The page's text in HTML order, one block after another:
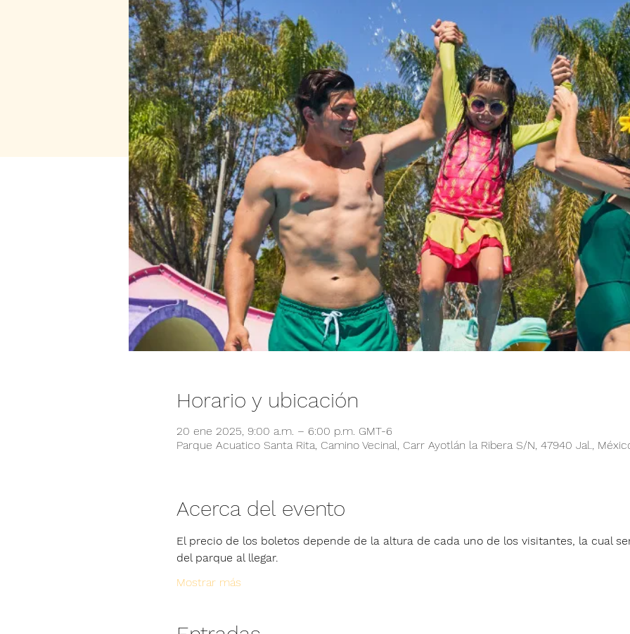
Horario y ubicación
20 ene 2025, 9:00 a.m. – 6:00 p.m. GMT-6
Parque Acuatico Santa Rita, Camino Vecinal, Carr Ayotlán la Ribera S/N, 47940 Jal.,
Acerca del evento
El precio de los boletos depende de la altura de cada uno de los visitantes, la cual
del parque al llegar.
Mostrar más